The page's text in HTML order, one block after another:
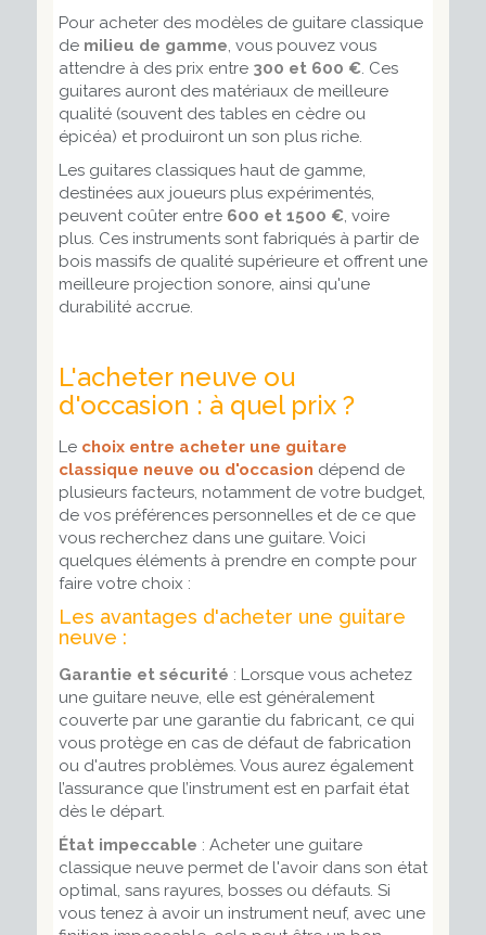
Pour acheter des modèles de guitare classique
de milieu de gamme , vous pouvez vous
attendre à des prix entre 300 et 600 € . Ces
guitares auront des matériaux de meilleure
qualité (souvent des tables en cèdre ou
épicéa) et produiront un son plus riche.
Les guitares classiques haut de gamme,
destinées aux joueurs plus expérimentés,
peuvent coûter entre 600 et 1500 € , voire
plus. Ces instruments sont fabriqués à partir de
bois massifs de qualité supérieure et offrent une
meilleure projection sonore, ainsi qu'une
durabilité accrue.
L'acheter neuve ou
d'occasion : à quel prix ?
Le choix entre acheter une guitare
classique neuve ou d'occasion dépend de
plusieurs facteurs, notamment de votre budget,
de vos préférences personnelles et de ce que
vous recherchez dans une guitare. Voici
quelques éléments à prendre en compte pour
faire votre choix :
Les avantages d'acheter une guitare
neuve :
Garantie et sécurité : Lorsque vous achetez
une guitare neuve, elle est généralement
couverte par une garantie du fabricant, ce qui
vous protège en cas de défaut de fabrication
ou d'autres problèmes. Vous aurez également
l’assurance que l’instrument est en parfait état
dès le départ.
État impeccable : Acheter une guitare
classique neuve permet de l'avoir dans son état
optimal, sans rayures, bosses ou défauts. Si
vous tenez à avoir un instrument neuf, avec une